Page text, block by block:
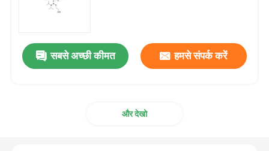
समाचार
सबसे अच्छी कीमत हमसे संपर्क करें
और देखो